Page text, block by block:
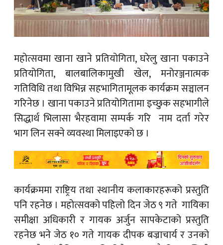
महोत्सवमा खाना खाने प्रतियोगिता, घरेलु खाना पकाउने
प्रतियोगिता, बालबालिकामुखी खेल, मनोरञ्जनात्मक
गतिविधि तथा विभिन्न सहभागितामूलक कार्यक्रम सञ्चालन
गरिनेछ । खाना पकाउने प्रतियोगितामा इच्छुक सहभागीले
सिद्धार्थ भिलासा भैरहवामा सम्पर्क गरि नाम दर्ता गरेर
भाग लिन सक्ने व्यवस्था मिलाइएको छ ।
कार्यक्रममा राष्ट्रिय तथा स्थानीय कलाकारहरूको प्रस्तुति
पनि रहनेछ । महोत्सवको पहिलो दिन जेठ ९ गते गायिका
समीक्षा अधिकारी र गायक अर्जुन सापकेटाको प्रस्तुति
रहनेछ भने जेठ १० गते गायक दीपक बज्राचार्य र उनको